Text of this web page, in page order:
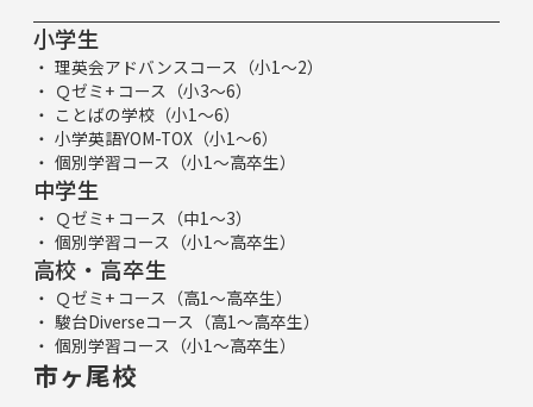
小学生
理英会アドバンスコース（小1～2）
Ｑゼミ+ コース（小3～6）
ことばの学校（小1～6）
小学英語YOM-TOX（小1～6）
個別学習コース（小1～高卒生）
中学生
Ｑゼミ+ コース（中1～3）
個別学習コース（小1～高卒生）
高校・高卒生
Ｑゼミ+ コース（高1～高卒生）
駿台Diverseコース（高1～高卒生）
個別学習コース（小1～高卒生）
市ヶ尾校